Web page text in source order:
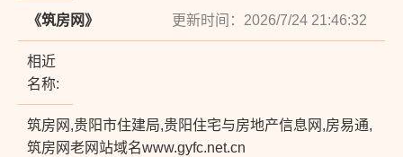
《筑房网》 更新时间：2026/7/24 21:46:32
相近
名称:
筑房网,贵阳市住建局,贵阳住宅与房地产信息网,房易通,
筑房网老网站域名www.gyfc.net.cn